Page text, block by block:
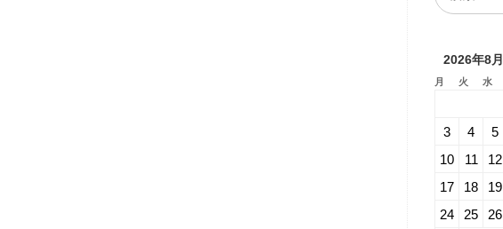
2026年8月
月 火 水
3
4 5
10
11 12
17
18 19
24
25 26